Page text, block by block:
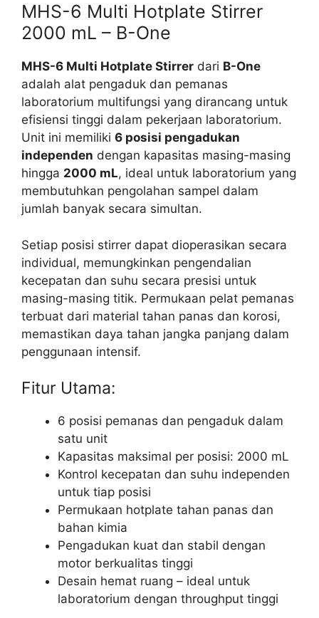
MHS-6 Multi Hotplate Stirrer
2000 mL – B-One
MHS-6 Multi Hotplate Stirrer dari B-One
adalah alat pengaduk dan pemanas
laboratorium multifungsi yang dirancang untuk
efisiensi tinggi dalam pekerjaan laboratorium.
Unit ini memiliki 6 posisi pengadukan
independen dengan kapasitas masing-masing
hingga 2000 mL, ideal untuk laboratorium yang
membutuhkan pengolahan sampel dalam
jumlah banyak secara simultan.
Setiap posisi stirrer dapat dioperasikan secara
individual, memungkinkan pengendalian
kecepatan dan suhu secara presisi untuk
masing-masing titik. Permukaan pelat pemanas
terbuat dari material tahan panas dan korosi,
memastikan daya tahan jangka panjang dalam
penggunaan intensif.
Fitur Utama:
6 posisi pemanas dan pengaduk dalam
satu unit
Kapasitas maksimal per posisi: 2000 mL
Kontrol kecepatan dan suhu independen
untuk tiap posisi
Permukaan hotplate tahan panas dan
bahan kimia
Pengadukan kuat dan stabil dengan
motor berkualitas tinggi
Desain hemat ruang – ideal untuk
laboratorium dengan throughput tinggi